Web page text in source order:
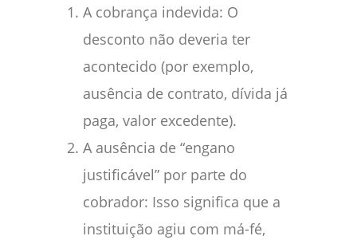
A cobrança indevida: O
desconto não deveria ter
acontecido (por exemplo,
ausência de contrato, dívida já
paga, valor excedente).
A ausência de “engano
justificável” por parte do
cobrador: Isso significa que a
instituição agiu com má-fé,